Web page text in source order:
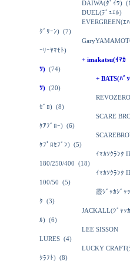
DAIWA(ﾀﾞｲﾜ)
DUEL(ﾃﾞｭｴﾙ)
EVERGREEN(ｴ
ｸﾞﾘｰﾝ) (7)
ｰﾘｰﾔﾏﾓﾄ)
+ imakatsu(ｲﾏｶ
ﾂ) (74)
+ BATS(ﾊﾞｯ
ﾂ) (20)
ｾﾞﾛ) (8)
SCARE
ｹｱﾌﾞﾛｰ) (6)
ｹﾌﾟﾛｾﾌﾞﾝ) (5)
ｲﾏｶﾂｸﾗﾝｸ
180/250/400 (18)
ｲﾏｶﾂｸﾗﾝｸ
100/50 (5)
霞ｼﾞｬｶｼﾞｬｯ
ｸ (3)
JACKALL(ｼﾞｬｯｶ
ﾙ) (6)
LEE SISSON
LURES (4)
LUCKY CRAFT(
ｸﾗﾌﾄ) (8)